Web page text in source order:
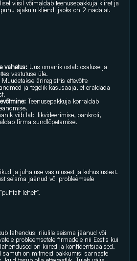
viisil võimaldab teenusepakkuja kiiret ja
ajakulu kliendi jaoks on 2 nädalat.
vahetus: Uus omanik ostab osaluse ja
vastutuse üle.
Muudetakse äriregistris ettevõtte
ja tegelik kasusaaja, et eraldada
Teenusepakkuja korraldab
viib läbi likvideerimise, pankroti,
firma sundlõpetamise.
ja juhatuse vastutusest ja kohustustest.
seisma jäänud või probleemsele
lehelt".
lahendusi riiulile seisma jäänud või
probleemsetele firmadele nii Eestis kui
on kiired ja konfidentsiaalsed.
samuti on mitmeid pakkumisi sarnaste